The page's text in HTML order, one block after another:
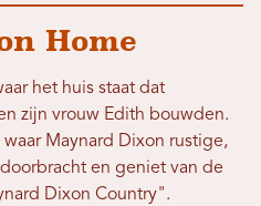
Home
het huis staat dat
zijn vrouw Edith bouwden.
Maynard Dixon rustige,
en geniet van de
Dixon Country".